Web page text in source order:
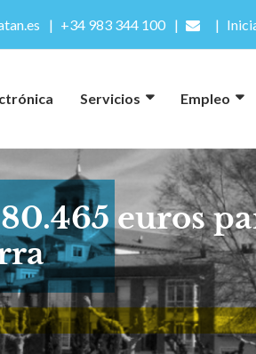
+34 983 344 100
Servicios Empleo
euros